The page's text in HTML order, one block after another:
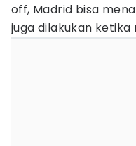
off, Madrid bisa
juga dilakukan